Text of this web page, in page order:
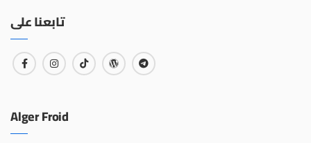
تابعنا على
Alger Froid